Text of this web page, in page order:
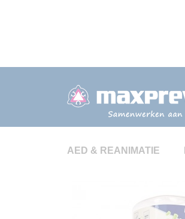
AED & REANIMATIE